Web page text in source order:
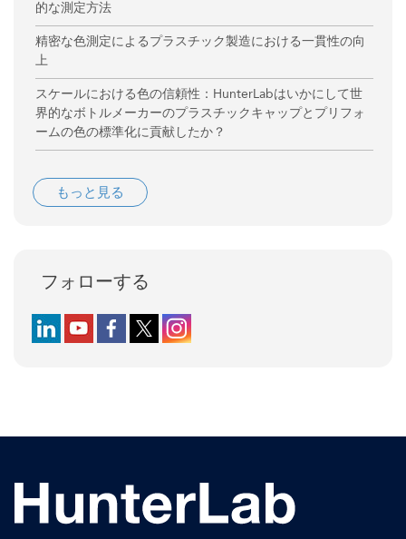
的な測定方法
精密な色測定によるプラスチック製造における一貫性の向
上
スケールにおける色の信頼性：HunterLabはいかにして世
界的なボトルメーカーのプラスチックキャップとプリフォ
ームの色の標準化に貢献したか？
もっと見る
フォローする
Follow us on LinkedIn
Follow us on YouTube
Follow us on Facebook
Follow us on X (formerly Twitter)
Follow us on Instagram